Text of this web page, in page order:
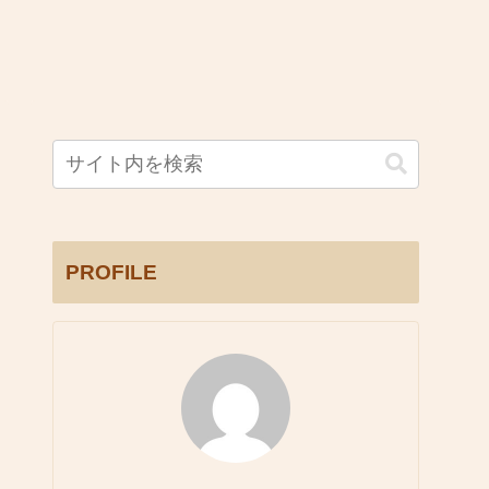
PROFILE